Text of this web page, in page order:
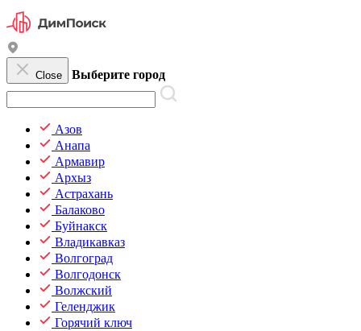
Close Выберите город
Азов
Анапа
Армавир
Архыз
Астрахань
Балаково
Буйнакск
Владикавказ
Волгоград
Волгодонск
Волжский
Геленджик
Горячий ключ